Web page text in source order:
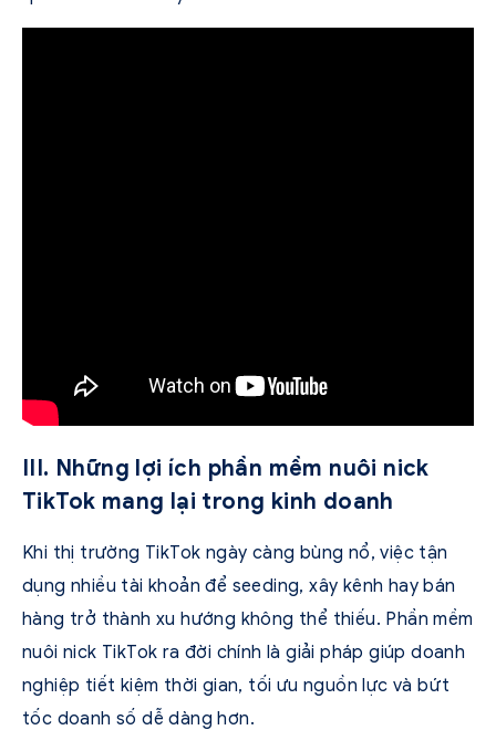
III. Những lợi ích phần mềm nuôi nick
TikTok mang lại trong kinh doanh
Khi thị trường TikTok ngày càng bùng nổ, việc tận
dụng nhiều tài khoản để seeding, xây kênh hay bán
hàng trở thành xu hướng không thể thiếu. Phần mềm
nuôi nick TikTok ra đời chính là giải pháp giúp doanh
nghiệp tiết kiệm thời gian, tối ưu nguồn lực và bứt
tốc doanh số dễ dàng hơn.